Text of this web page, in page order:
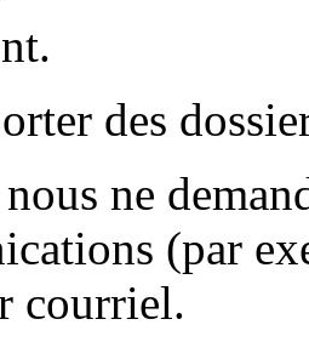
des
ne
(par
courriel.